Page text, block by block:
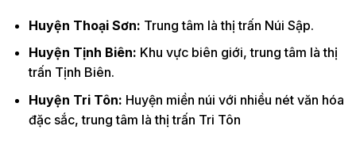
Huyện Thoại Sơn: Trung tâm là thị trấn Núi Sập.
Huyện Tịnh Biên: Khu vực biên giới, trung tâm là thị
trấn Tịnh Biên.
Huyện Tri Tôn: Huyện miền núi với nhiều nét văn hóa
đặc sắc, trung tâm là thị trấn Tri Tôn